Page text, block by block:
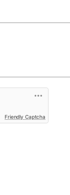
Friendly Captcha